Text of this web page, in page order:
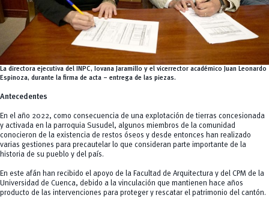
La directora ejecutiva del INPC, Iovana Jaramillo y el vicerrector académico Juan Leonardo
Espinoza, durante la firma de acta – entrega de las piezas.
Antecedentes
En el año 2022, como consecuencia de una explotación de tierras concesionada
y activada en la parroquia Susudel, algunos miembros de la comunidad
conocieron de la existencia de restos óseos y desde entonces han realizado
varias gestiones para precautelar lo que consideran parte importante de la
historia de su pueblo y del país.
En este afán han recibido el apoyo de la Facultad de Arquitectura y del CPM de la
Universidad de Cuenca, debido a la vinculación que mantienen hace años
producto de las intervenciones para proteger y rescatar el patrimonio del cantón.